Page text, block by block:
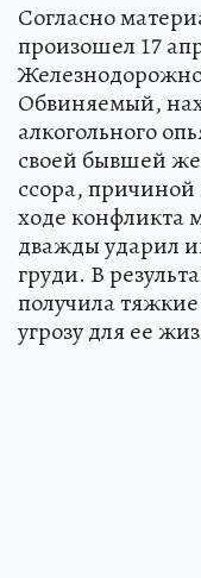
Согласно
произошел 17
Обвиняемый,
алкогольного
своей бывшей
ссора, причиной
ходе конфликта
дважды ударил
груди. В
получила
угрозу для ее